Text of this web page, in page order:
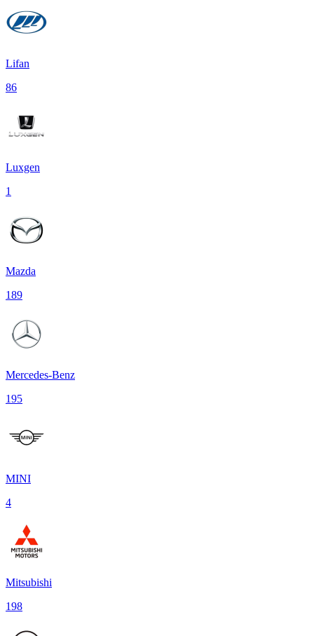
Lifan
86
Luxgen
1
Mazda
189
Mercedes-Benz
195
MINI
4
Mitsubishi
198